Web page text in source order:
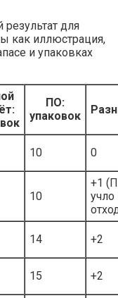
для
как иллюстрация,
и упаковках
ПО:
упаковок
10 0
10
+1
учло
14 +2
15 +2